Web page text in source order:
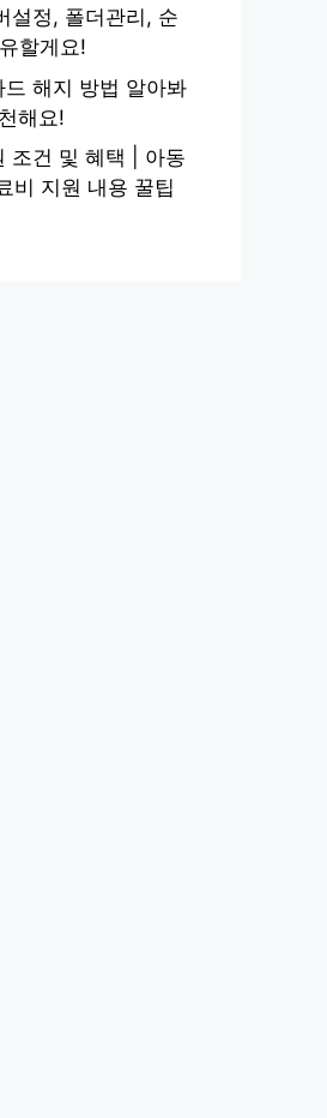
설정, 폴더관리, 순
할게요!
드 해지 방법 알아봐
해요!
조건 및 혜택 | 아동
비 지원 내용 꿀팁